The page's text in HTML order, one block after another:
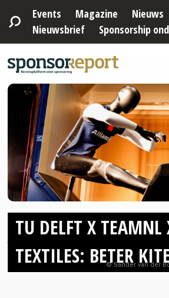
Events Magazine
Nieuws
Nieuwsbrief
Sponsorship
© Sander van der
TU DELFT X TEAMNL
TEXTILES: BETER